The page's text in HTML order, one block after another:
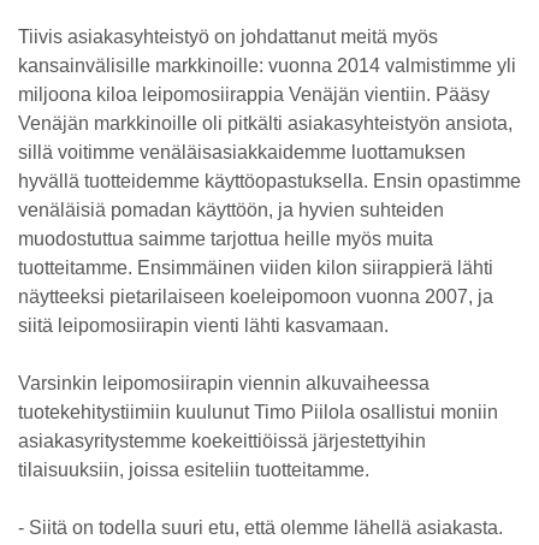
Tiivis asiakasyhteistyö on johdattanut meitä myös
kansainvälisille markkinoille: vuonna 2014 valmistimme yli
miljoona kiloa leipomosiirappia Venäjän vientiin. Pääsy
Venäjän markkinoille oli pitkälti asiakasyhteistyön ansiota,
sillä voitimme venäläisasiakkaidemme luottamuksen
hyvällä tuotteidemme käyttöopastuksella. Ensin opastimme
venäläisiä pomadan käyttöön, ja hyvien suhteiden
muodostuttua saimme tarjottua heille myös muita
tuotteitamme. Ensimmäinen viiden kilon siirappierä lähti
näytteeksi pietarilaiseen koeleipomoon vuonna 2007, ja
siitä leipomosiirapin vienti lähti kasvamaan.
Varsinkin leipomosiirapin viennin alkuvaiheessa
tuotekehitystiimiin kuulunut Timo Piilola osallistui moniin
asiakasyritystemme koekeittiöissä järjestettyihin
tilaisuuksiin, joissa esiteliin tuotteitamme.
- Siitä on todella suuri etu, että olemme lähellä asiakasta.